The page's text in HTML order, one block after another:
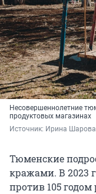
Несовершеннолетние
продуктовых магазинах
Источник: Ирина Шарова
Тюменские
кражами. В 2023
против 105